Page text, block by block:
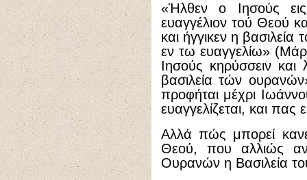
«Ήλθεν ο Ιησούς
ευαγγέλιον τού Θεού
και ήγγικεν η βασιλεία
εν τω ευαγγελίω»
Ιησούς κηρύσσειν και
βασιλεία τών
προφήται μέχρι
ευαγγελίζεται, και πας
Αλλά πώς μπορεί
Θεού, που αλλιώς
Ουρανών η Βασιλεία